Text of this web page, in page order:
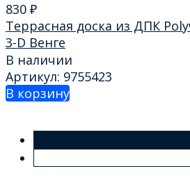
830 ₽
Террасная доска из ДПК
3-D Венге
В наличии
Артикул: 9755423
В корзину